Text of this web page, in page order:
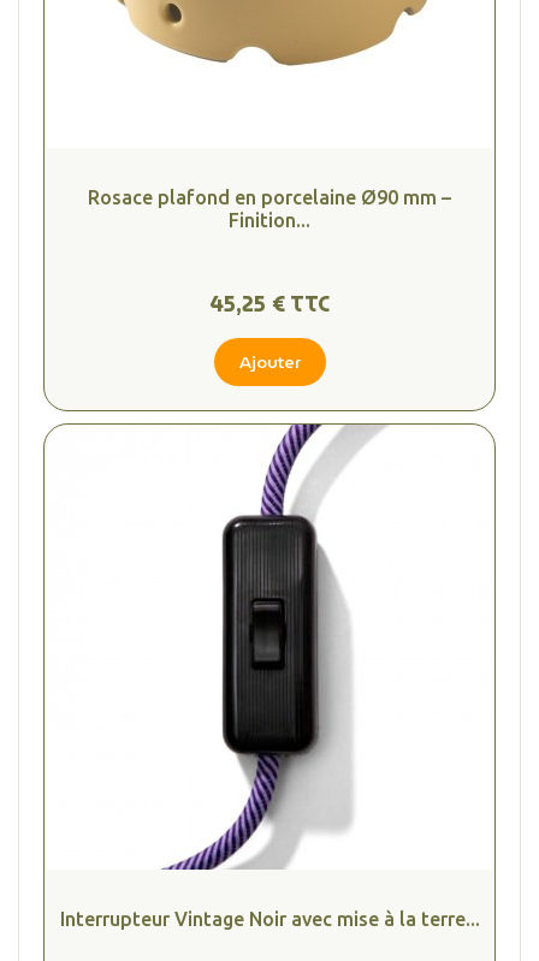
Rosace plafond en porcelaine Ø90 mm –
Finition...
45,25 € TTC
Ajouter
Interrupteur Vintage Noir avec mise à la terre...